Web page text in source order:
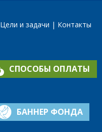
Цели и задачи Контакты
СПОСОБЫ ОПЛАТЫ
БАННЕР ФОНДА